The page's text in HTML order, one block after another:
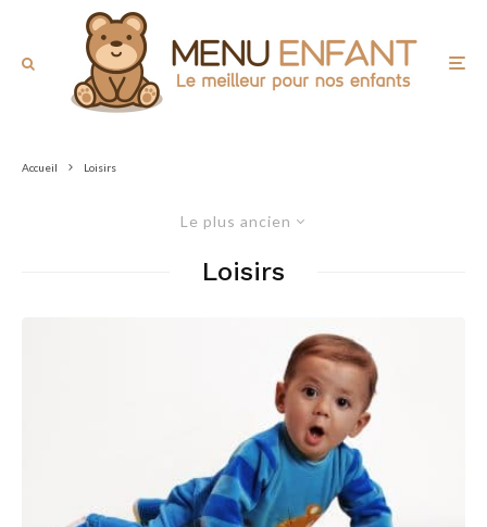
Accueil Loisirs
Le plus ancien
Loisirs